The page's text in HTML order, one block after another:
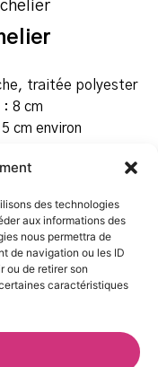
des technologies
aux informations des
nous permettra de
de navigation ou les ID
ou de retirer son
caractéristiques
traitée polyester
: 8 cm
cm environ
une surface
tasse panorama
vaisselle.
lavage à la